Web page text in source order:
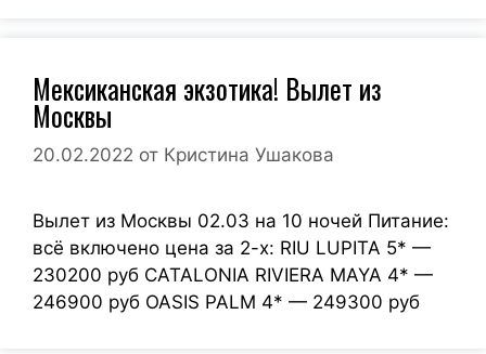
Мексиканская экзотика! Вылет из
Москвы
20.02.2022 от Кристина Ушакова
Вылет из Москвы 02.03 на 10 ночей Питание:
всё включено цена за 2-х: RIU LUPITA 5* —
230200 руб CATALONIA RIVIERA MAYA 4* —
246900 руб OASIS PALM 4* — 249300 руб